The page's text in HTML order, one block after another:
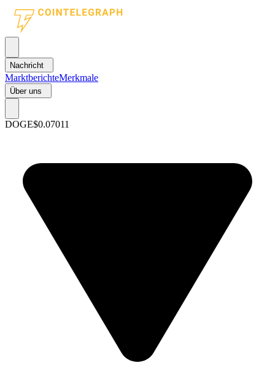
Nachricht
MarktberichteMerkmale
Über uns
DOGE$0.07011